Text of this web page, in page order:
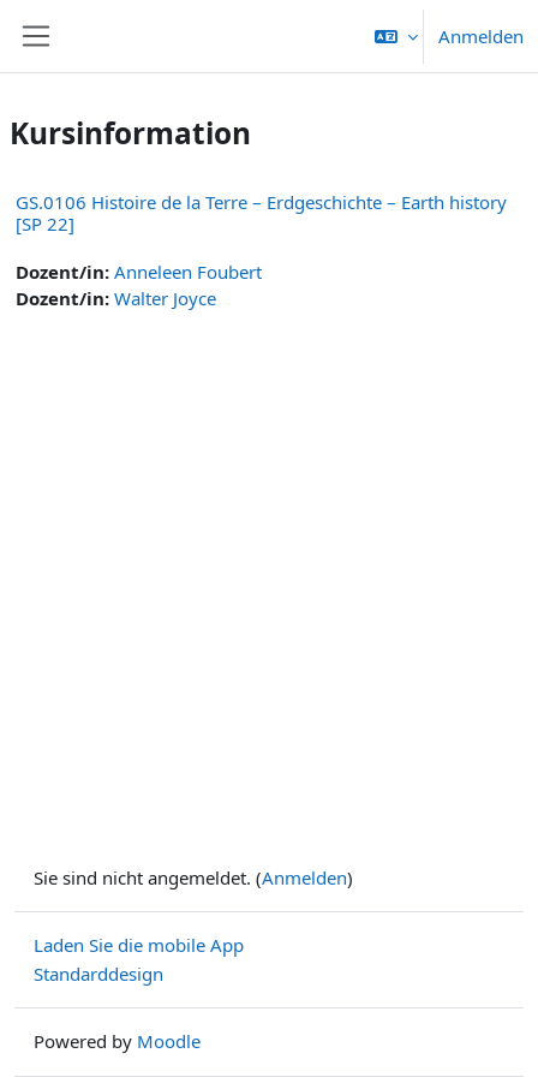
Anmelden
Kursinformation
GS.0106 Histoire de la Terre – Erdgeschichte – Earth history
[SP 22]
Dozent/in: Anneleen Foubert
Dozent/in: Walter Joyce
Sie sind nicht angemeldet. (Anmelden)
Laden Sie die mobile App
Standarddesign
Powered by Moodle